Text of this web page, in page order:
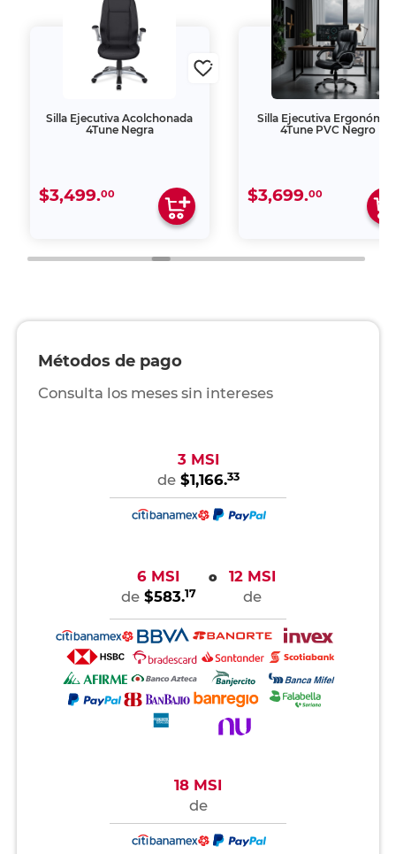
Silla Ejecutiva Acolchonada
4Tune Negra
$3,499.00
Silla Ejecutiva
4Tune PVC Negro
$3,699.00
Métodos de pago
Consulta los meses sin intereses
3 MSI
de $1,166.33
6 MSI
de $583.17
o
12 MSI
de
18 MSI
de